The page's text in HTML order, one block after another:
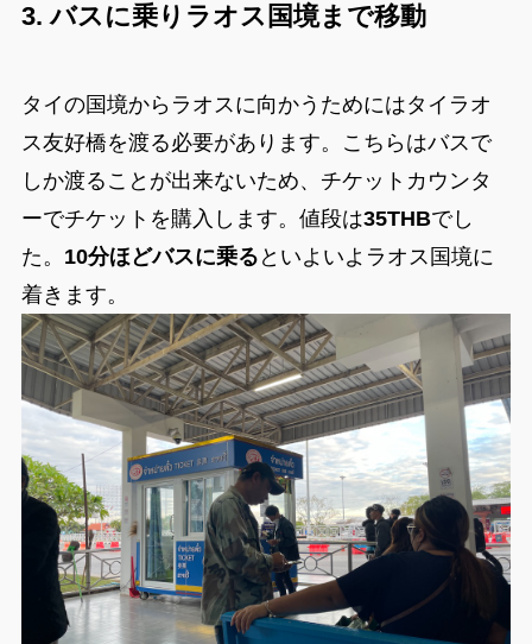
3. バスに乗りラオス国境まで移動
タイの国境からラオスに向かうためにはタイラオ
ス友好橋を渡る必要があります。こちらはバスで
しか渡ることが出来ないため、チケットカウンタ
ーでチケットを購入します。値段は35THBでし
た。 10分ほどバスに乗る といよいよラオス国境に
着きます。